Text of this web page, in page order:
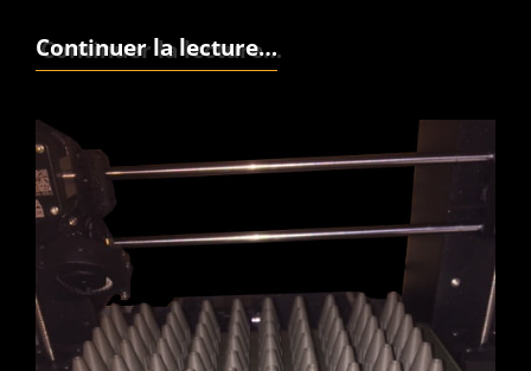
Continuer la lecture…Tatouage
radiothérapie
:
pourquoi
un
embout